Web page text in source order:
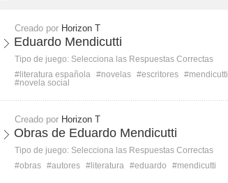
Creado por Horizon T
Eduardo Mendicutti
Tipo de juego: Selecciona las Respuestas Correctas
#literatura española #novelas #escritores #mendicutti
#novela social
Creado por Horizon T
Obras de Eduardo Mendicutti
Tipo de juego: Selecciona las Respuestas Correctas
#obras #autores #literatura #eduardo #mendicutti